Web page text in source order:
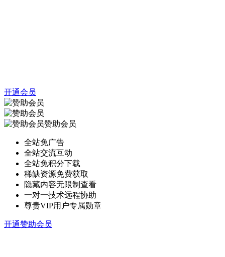
开通会员
赞助会员
全站免广告
全站交流互动
全站免积分下载
稀缺资源免费获取
隐藏内容无限制查看
一对一技术远程协助
尊贵VIP用户专属勋章
开通赞助会员